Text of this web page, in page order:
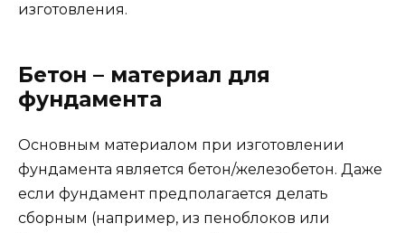
изготовления.
Бетон – материал для
фундамента
Основным материалом при изготовлении
фундамента является бетон/железобетон. Даже
если фундамент предполагается делать
сборным (например, из пеноблоков или